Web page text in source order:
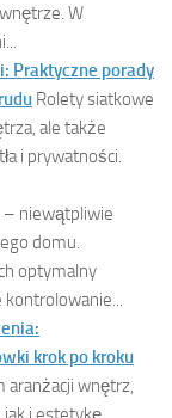
W
Praktyczne porady
Rolety siatkowe
ale także
i prywatności.
– niewątpliwie
domu.
optymalny
kontrolowanie...
krok po kroku
aranżacji wnętrz,